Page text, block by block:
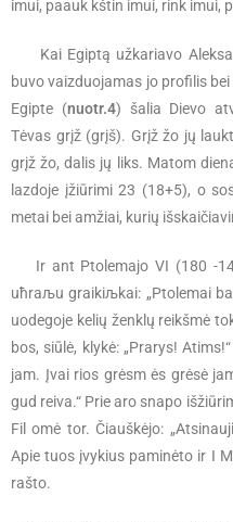
imui, paauk kštin imui, rink imui,
Kai Egiptą užkariavo
buvo vaizduojamas jo profilis bei
Egipte (nuotr.4) šalia Dievo
Tėvas grįž (grįš). Grįž žo jų
grįž žo, dalis jų liks. Matom
lazdoje įžiūrimi 23 (18+5), o
metai bei amžiai, kurių
Ir ant Ptolemajo VI (180 -
uћraљu graikiљkai: „Ptolemai
uodegoje kelių ženklų reikšmė
bos, siūlė, klykė: „Prarys!
jam. Įvai rios grėsm ės grėsė
gud reiva.“ Prie aro snapo
Fil omė tor. Čiauškėjo:
Apie tuos įvykius paminėto ir I
rašto.